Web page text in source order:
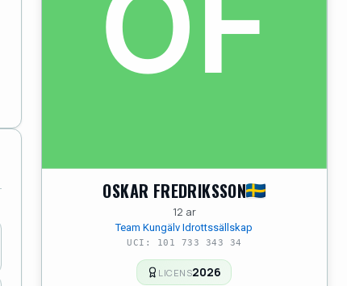
OSKAR FREDRIKSSON
12 ar
Team Kungälv Idrottssällskap
UCI: 101 733 343 34
LICENS2026